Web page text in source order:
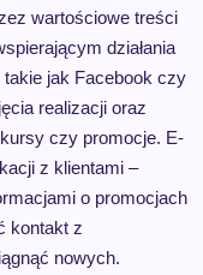
wartościowe treści
działania
jak Facebook czy
realizacji oraz
czy promocje. E-
z klientami –
o promocjach
kontakt z
nowych.